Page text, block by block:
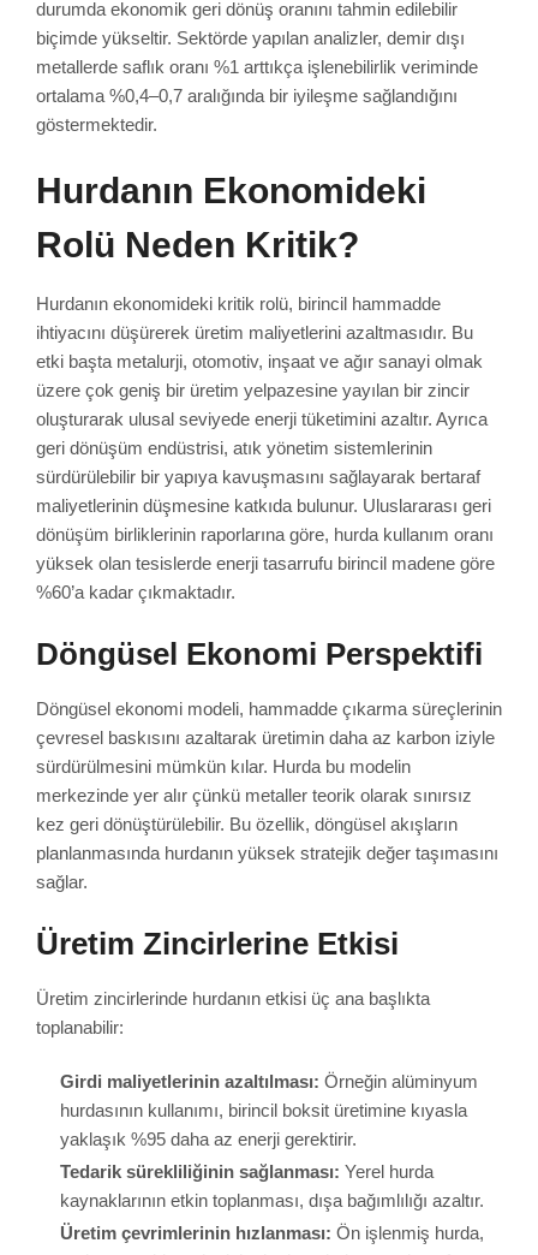
durumda ekonomik geri dönüş oranını tahmin edilebilir
biçimde yükseltir. Sektörde yapılan analizler, demir dışı
metallerde saflık oranı %1 arttıkça işlenebilirlik veriminde
ortalama %0,4–0,7 aralığında bir iyileşme sağlandığını
göstermektedir.
Hurdanın Ekonomideki
Rolü Neden Kritik?
Hurdanın ekonomideki kritik rolü, birincil hammadde
ihtiyacını düşürerek üretim maliyetlerini azaltmasıdır. Bu
etki başta metalurji, otomotiv, inşaat ve ağır sanayi olmak
üzere çok geniş bir üretim yelpazesine yayılan bir zincir
oluşturarak ulusal seviyede enerji tüketimini azaltır. Ayrıca
geri dönüşüm endüstrisi, atık yönetim sistemlerinin
sürdürülebilir bir yapıya kavuşmasını sağlayarak bertaraf
maliyetlerinin düşmesine katkıda bulunur. Uluslararası geri
dönüşüm birliklerinin raporlarına göre, hurda kullanım oranı
yüksek olan tesislerde enerji tasarrufu birincil madene göre
%60’a kadar çıkmaktadır.
Döngüsel Ekonomi Perspektifi
Döngüsel ekonomi modeli, hammadde çıkarma süreçlerinin
çevresel baskısını azaltarak üretimin daha az karbon iziyle
sürdürülmesini mümkün kılar. Hurda bu modelin
merkezinde yer alır çünkü metaller teorik olarak sınırsız
kez geri dönüştürülebilir. Bu özellik, döngüsel akışların
planlanmasında hurdanın yüksek stratejik değer taşımasını
sağlar.
Üretim Zincirlerine Etkisi
Üretim zincirlerinde hurdanın etkisi üç ana başlıkta
toplanabilir:
Girdi maliyetlerinin azaltılması: Örneğin alüminyum
hurdasının kullanımı, birincil boksit üretimine kıyasla
yaklaşık %95 daha az enerji gerektirir.
Tedarik sürekliliğinin sağlanması: Yerel hurda
kaynaklarının etkin toplanması, dışa bağımlılığı azaltır.
Üretim çevrimlerinin hızlanması: Ön işlenmiş hurda,